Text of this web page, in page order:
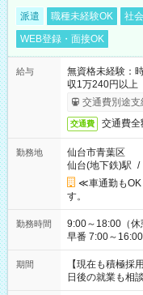
派遣 職種未経験OK 社
WEB登録・面接OK
給与
無資格未経験
収1万240円以上
交通費別途支
交通費 交通費全
勤務地
仙台市青葉区
仙台(地下鉄)駅 /
≪車通勤もOK
す。
勤務時間
9:00～18:00（休憩60分） ■ご希望があれ
早番 7:00～16:00 遅番
い」 「余裕を持
たくない」 など、ご
の方へ 今ご覧の
の勤務時間。 合
期間
【現在も積極
日後の就業も相